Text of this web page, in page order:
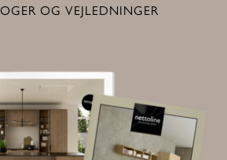
OG VEJLEDNINGER